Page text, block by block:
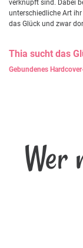
verknüpft sind. Dabei
unterschiedliche Art
das Glück und zwar
Thia sucht das
Gebundenes
Wer